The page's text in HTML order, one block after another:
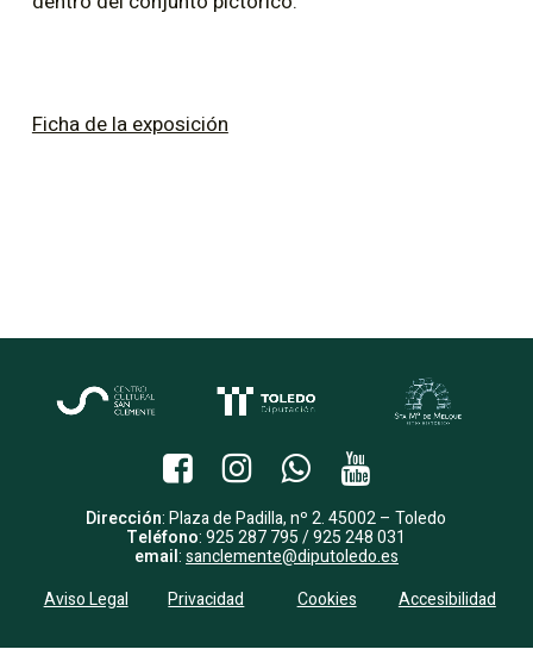
Ficha de la exposición
Dirección: Plaza de Padilla, nº 2. 45002 – Toledo
Teléfono: 925 287 795 / 925 248 031
email:sanclemente@diputoledo.es
Aviso Legal
Privacidad Cookies Accesibilidad